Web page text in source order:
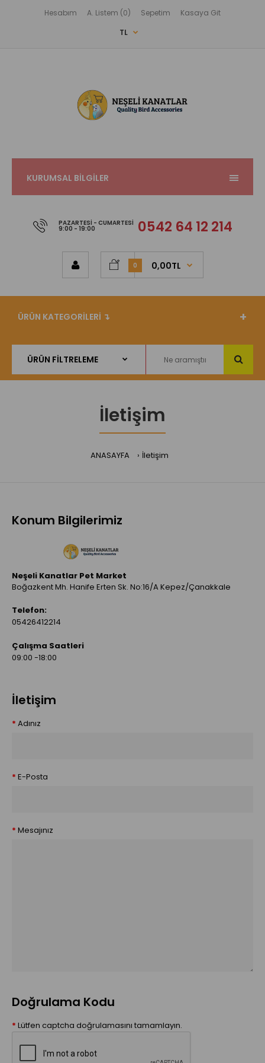
Hesabım A. Listem (0) Sepetim
Kasaya Git
TL
KURUMSAL BİLGİLER
PAZARTESI - CUMARTESI
9:00 - 19:00 0542 64 12 214
0 0,00TL
ÜRÜN KATEGORİLERİ ↴
İletişim
ANASAYFA İletişim
Konum Bilgilerimiz
Neşeli Kanatlar Pet Market
Boğazkent Mh. Hanife Erten Sk. No:16/A Kepez/Çanakkale
Telefon:
05426412214
Çalışma Saatleri
09:00 -18:00
İletişim
Adınız
E-Posta
Mesajınız
Doğrulama Kodu
Lütfen captcha doğrulamasını tamamlayın.